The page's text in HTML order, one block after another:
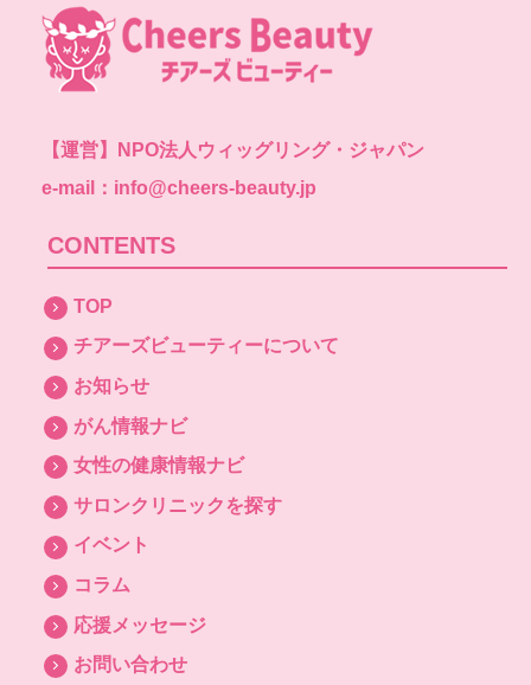
【運営】
NPO法人ウィッグリング・ジャパン
e-mail：info@cheers-beauty.jp
CONTENTS
TOP
チアーズビューティーについて
お知らせ
がん情報ナビ
女性の健康情報ナビ
サロンクリニックを探す
イベント
コラム
応援メッセージ
お問い合わせ